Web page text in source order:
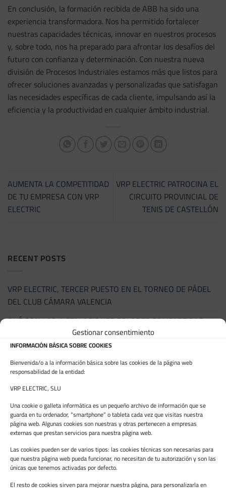
Gestionar consentimiento
INFORMACIÓN BÁSICA SOBRE COOKIES
Bienvenida/o a la información básica sobre las cookies de la página web
responsabilidad de la entidad:
VRP ELECTRIC, SLU
Una cookie o galleta informática es un pequeño archivo de información que se
guarda en tu ordenador, “smartphone” o tableta cada vez que visitas nuestra
página web. Algunas cookies son nuestras y otras pertenecen a empresas
externas que prestan servicios para nuestra página web.
Las cookies pueden ser de varios tipos: las cookies técnicas son necesarias para
que nuestra página web pueda funcionar, no necesitan de tu autorización y son las
únicas que tenemos activadas por defecto.
El resto de cookies sirven para mejorar nuestra página, para personalizarla en
En conclusión, la formación recibida de ABB ha sido una
experiencia transformadora. Nos ha permitido fortalecer
nuestras capacidades técnicas, innovar en nuestros procesos
y, sobre todo, nos ha preparado para afrontar los desafíos del
futuro con confianza y determinación. Con nuestra nueva
división de Procesos Industriales estamos más que listos para
ofrecer soluciones avanzadas y personalizadas que satisfagan
las necesidades específicas de cada cliente, impulsando así la
eficiencia y la productividad en cualquier ámbito industrial.
AUMENTA LA COMPETITIDAD
DE TU EMPRESA CON VRP
ELECTRIC
VRP ELECTRIC PATROCINA EL
CIRCUITO PROVINCIAL DE
TENIS DE CASTELLÓN
RECENT POSTS
VRP ELECTRIC, TERCER PUESTO EN EL TORNEO DE PÁDEL
DEL CLUB CÁMARA VALENCIA
QUÉ SON LAS INSTALACIONES SOLARES COMPARTIDAS
VRP ELECTRIC SE INCORPORA A AVICLIMA PARA SEGUIR
IMPULSANDO LA EXCELENCIA DEL SECTOR
ERRORES QUE ENCARECEN UNA INSTALACIÓN SOLAR Y
CÓMO EVITARLOS
CÓMO REDUCIR EL CONSUMO ELÉCTRICO EN INVIERNO SIN
PERDER EL CONFORT
ARCHIVES
junio 2026